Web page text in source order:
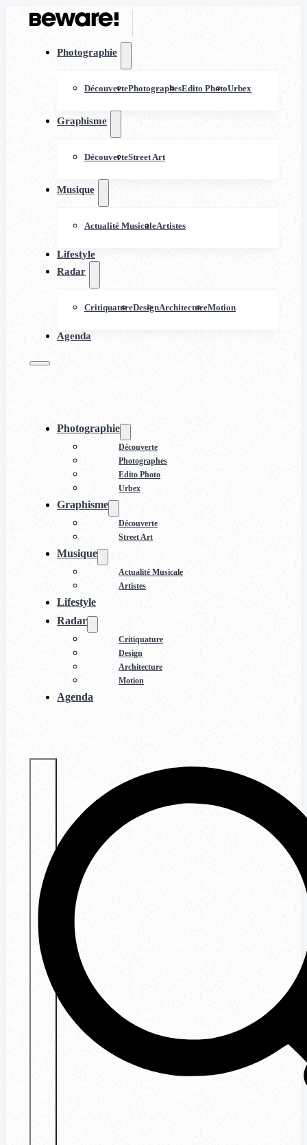
Photographie
DécouvertePhotographesEdito PhotoUrbex
Graphisme
DécouverteStreet Art
Musique
Actualité MusicaleArtistes
Lifestyle
Radar
CritiquatureDesignArchitectureMotion
Agenda
Photographie
Découverte
Photographes
Edito Photo
Urbex
Graphisme
Découverte
Street Art
Musique
Actualité Musicale
Artistes
Lifestyle
Radar
Critiquature
Design
Architecture
Motion
Agenda